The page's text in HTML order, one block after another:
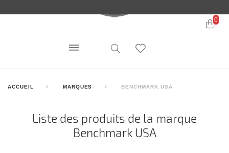
0
ACCUEIL MARQUES BENCHMARK USA
Liste des produits de la marque
Benchmark USA